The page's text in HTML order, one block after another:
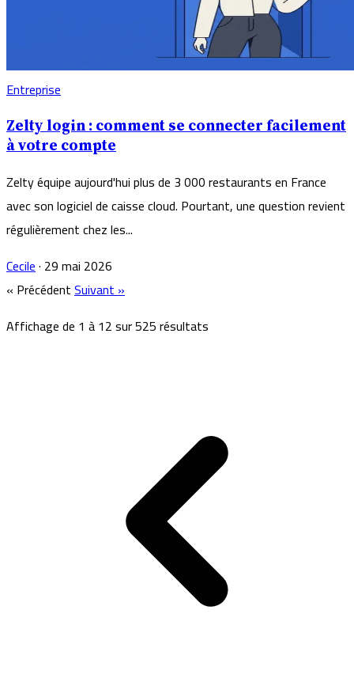
Entreprise
Zelty login : comment se connecter facilement
à votre compte
Zelty équipe aujourd'hui plus de 3 000 restaurants en France
avec son logiciel de caisse cloud. Pourtant, une question revient
régulièrement chez les...
Cecile· 29 mai 2026
« PrécédentSuivant »
Affichage de 1 à12sur525résultats